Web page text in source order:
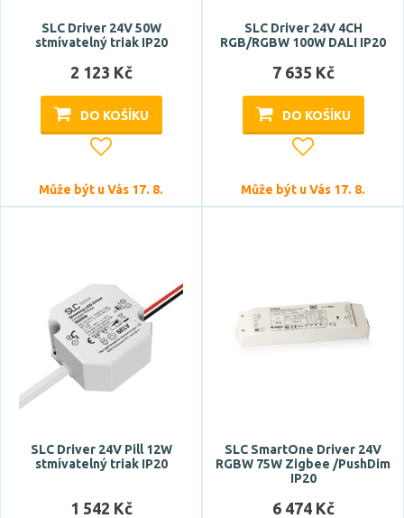
SLC Driver 24V 50W
stmívatelný triak IP20
2 123 Kč
DO KOŠÍKU
Může být u Vás 17. 8.
SLC Driver 24V 4CH
RGB/RGBW 100W DALI IP20
7 635 Kč
DO KOŠÍKU
Může být u Vás 17. 8.
SLC Driver 24V Pill 12W
stmívatelný triak IP20
1 542 Kč
SLC SmartOne Driver 24V
RGBW 75W Zigbee /PushDim
IP20
6 474 Kč